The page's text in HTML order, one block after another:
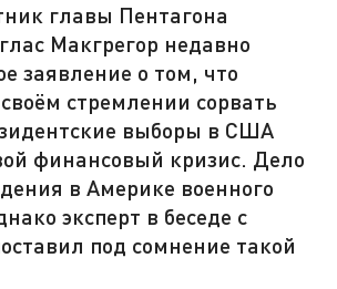
главы Пентагона
Макгрегор недавно
заявление о том, что
стремлении сорвать
выборы в США
финансовый кризис. Дело
в Америке военного
эксперт в беседе с
под сомнение такой